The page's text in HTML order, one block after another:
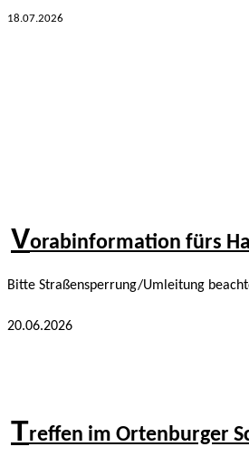
18.07.2026
Vorabinformation fürs
Bitte Straßensperrung/Umleitung
20.06.2026
Treffen im Ortenburger